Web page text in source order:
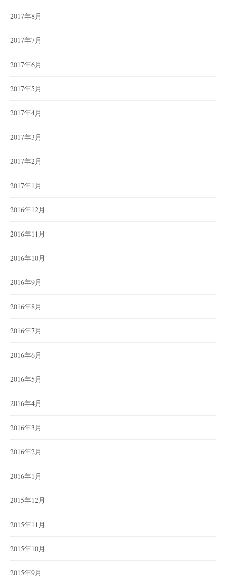
2017年8月
2017年7月
2017年6月
2017年5月
2017年4月
2017年3月
2017年2月
2017年1月
2016年12月
2016年11月
2016年10月
2016年9月
2016年8月
2016年7月
2016年6月
2016年5月
2016年4月
2016年3月
2016年2月
2016年1月
2015年12月
2015年11月
2015年10月
2015年9月